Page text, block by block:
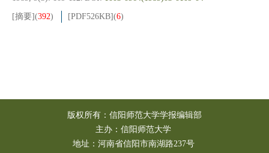
[摘要](392) [PDF526KB](6)
版权所有：信阳师范大学学报编辑部
主办：信阳师范大学
地址：河南省信阳市南湖路237号